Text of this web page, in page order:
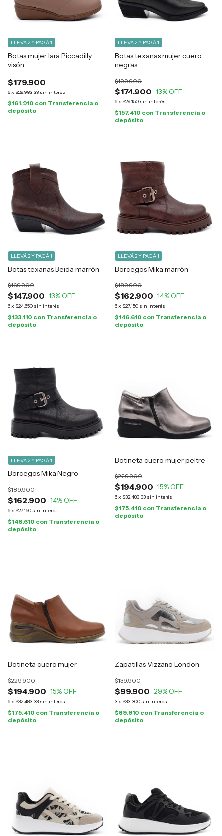
Botas mujer Iara Piccadilly
visón
$179.900
6x $29.983,33 sin interés
LLEVÁ 2 Y PAGÁ 1
$161.910 con Transferencia o
depósito
Botas texanas mujer cuero
negras
$174.900
$199.900
13% OFF
6x $29.150 sin interés
LLEVÁ 2 Y PAGÁ 1
$157.410 con Transferencia o
depósito
Botas texanas Beida marrón
$147.900
$169.900
13% OFF
6x $24.650 sin interés
LLEVÁ 2 Y PAGÁ 1
$133.110 con Transferencia o
depósito
Borcegos Mika marrón
$162.900
$189.900
14% OFF
6x $27.150 sin interés
LLEVÁ 2 Y PAGÁ 1
$146.610 con Transferencia o
depósito
Borcegos Mika Negro
$162.900
$189.900
14% OFF
6x $27.150 sin interés
LLEVÁ 2 Y PAGÁ 1
$146.610 con Transferencia o
depósito
Botineta cuero mujer peltre
$194.900
$229.900
15% OFF
6x $32.483,33 sin interés
$175.410 con Transferencia o
depósito
Botineta cuero mujer
$194.900
$229.900
15% OFF
6x $32.483,33 sin interés
$175.410 con Transferencia o
depósito
Zapatillas Vizzano London
$99.900
$139.900
29% OFF
3x $33.300 sin interés
$89.910 con Transferencia o
depósito